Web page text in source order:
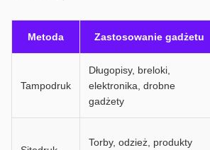
Metoda Zastosowanie gadżetu
Tampodruk
Długopisy, breloki,
elektronika, drobne
gadżety
Torby, odzież, produkty